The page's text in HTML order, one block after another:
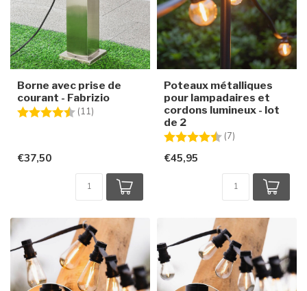
Borne avec prise de
courant - Fabrizio
Note:
(11)
€37,50
Poteaux métalliques
pour lampadaires et
cordons lumineux - lot
de 2
Note:
(7)
€45,95